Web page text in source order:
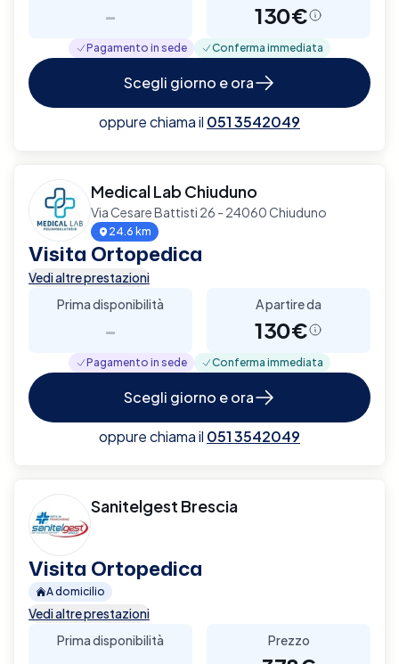
- 130€
Pagamento in sede Conferma immediata
Scegli giorno e ora
oppure chiama il 051 3542049
Medical Lab Chiuduno
Via Cesare Battisti 26 - 24060 Chiuduno
24.6 km
Visita Ortopedica
Vedi altre prestazioni
Prima disponibilità
-
A partire da
130€
Pagamento in sede Conferma immediata
Scegli giorno e ora
oppure chiama il 051 3542049
Sanitelgest Brescia
Visita Ortopedica
A domicilio
Vedi altre prestazioni
Prima disponibilità
Prezzo